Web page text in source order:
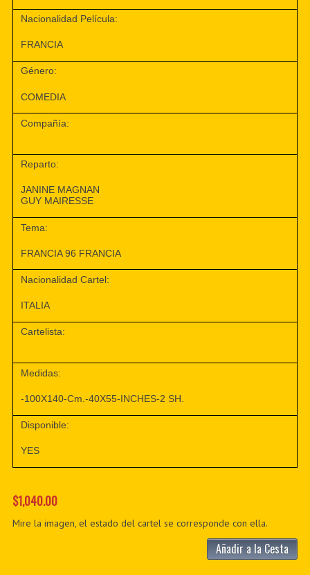
Nacionalidad Película:
FRANCIA
Género:
COMEDIA
Compañía:
Reparto:
JANINE MAGNAN
GUY MAIRESSE
Tema:
FRANCIA 96 FRANCIA
Nacionalidad Cartel:
ITALIA
Cartelista:
Medidas:
-100X140-Cm.-40X55-INCHES-2 SH.
Disponible:
YES
$1,040.00
Mire la imagen, el estado del cartel se corresponde con ella.
Añadir a la Cesta